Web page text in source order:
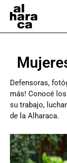
Defensoras,
más! Conocé
su trabajo,
de la Alharaca.